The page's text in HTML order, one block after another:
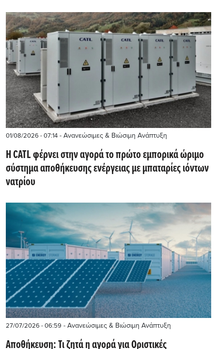
01/08/2026 - 07:14 - Ανανεώσιμες & Βιώσιμη Ανάπτυξη
Η CATL φέρνει στην αγορά το πρώτο εμπορικά ώριμο
σύστημα αποθήκευσης ενέργειας με μπαταρίες ιόντων
νατρίου
27/07/2026 - 06:59 - Ανανεώσιμες & Βιώσιμη Ανάπτυξη
Αποθήκευση: Τι ζητά η αγορά για Οριστικές